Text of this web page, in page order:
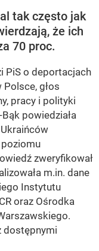
tak często jak
że ich
70 proc.
PiS o deportacjach
Polsce, głos
pracy i polityki
powiedziała
zweryfikował
m.in. dane
Instytutu
oraz Ośrodka
dostępnymi